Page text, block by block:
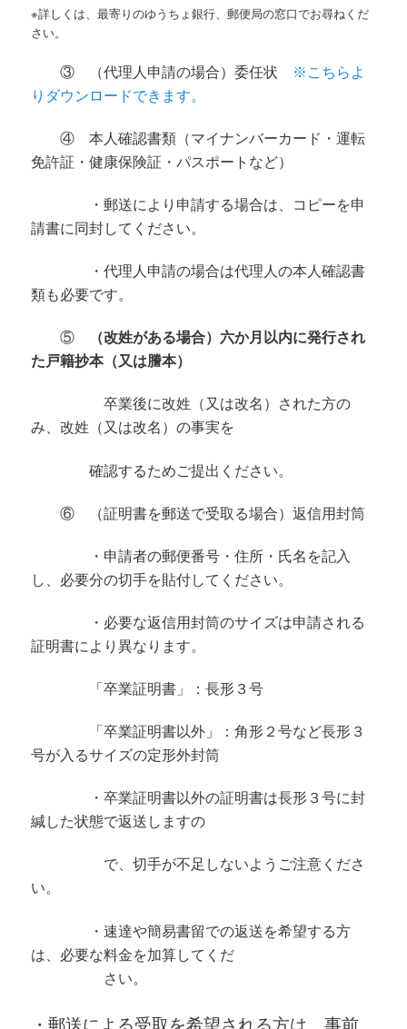
※詳しくは、最寄りのゆうちょ銀行、郵便局の窓口でお尋ねくだ
さい。
③ （代理人申請の場合）委任状
※こちらよ
りダウンロードできます。
④ 本人確認書類（マイナンバーカード・運転
免許証・健康保険証・パスポート など）
・郵送により申請する場合は、コピーを申
請書に同封してください。
・代理人申請の場合は代理人の本人確認書
類も必要です。
⑤
（改姓がある場合）六か月以内に発行され
た戸籍抄本（又は謄本）
卒業後に改姓（又は改名）された方の
み、改姓（又は改名）の事実を
確認するためご提出ください。
⑥ （証明書を郵送で受取る場合）返信用封筒
・申請者の郵便番号・住所・氏名を記入
し、必要分の切手を貼付してください。
・必要な返信用封筒のサイズは申請される
証明書により異なります。
「卒業証明書」：長形３号
「卒業証明書以外」：角形２号など長形３
号が入るサイズの定形外封筒
・卒業証明書以外の証明書は長形３号に封
緘した状態で返送しますの
で、切手が不足しないようご注意くださ
い。
・速達や簡易書留での返送を希望する方
は、必要な料金を加算してくだ
さい。
・郵送による受取を希望される方は、事前